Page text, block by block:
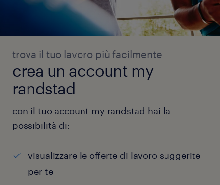
trova il tuo lavoro più facilmente
crea un account my
randstad
con il tuo account my randstad hai la
possibilità di:
visualizzare le offerte di lavoro suggerite
per te